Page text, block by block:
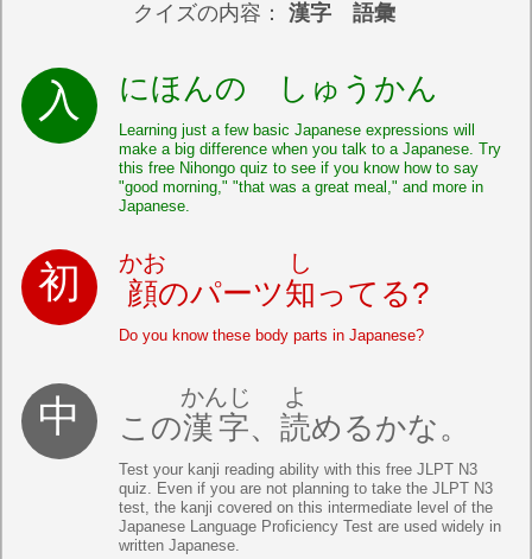
クイズの内容： 漢字 語彙
にほんの しゅうかん
Learning just a few basic Japanese expressions will
make a big difference when you talk to a Japanese. Try
this free Nihongo quiz to see if you know how to say
"good morning," "that was a great meal," and more in
Japanese.
顔
かお
のパーツ知
し
ってる?
Do you know these body parts in Japanese?
この漢字
かんじ
、 読
よ
めるかな。
Test your kanji reading ability with this free JLPT N3
quiz. Even if you are not planning to take the JLPT N3
test, the kanji covered on this intermediate level of the
Japanese Language Proficiency Test are used widely in
written Japanese.